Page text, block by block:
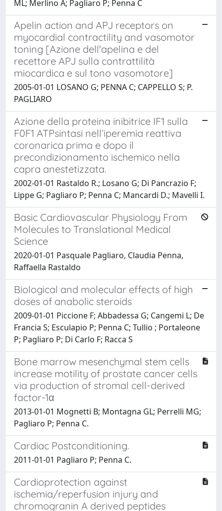
ML; Merlino A; Pagliaro P; Penna C
Apelin action and APJ receptors on
myocardial contractility and vasomotor
toning [Azione dell'apelina e del
recettore APJ sulla contrattilità
miocardica e sul tono vasomotore]
2005-01-01 LOSANO G; PENNA C; CAPPELLO S; P.
PAGLIARO
Azione della proteina inibitrice IF1 sulla
F0F1 ATPsintasi nell’iperemia reattiva
coronarica prima e dopo il
precondizionamento ischemico nella
capra anestetizzata.
2002-01-01 Rastaldo R.; Losano G; Di Pancrazio F;
Lippe G; Pagliaro P; Penna C; Mancardi D.; Mavelli I.
Basic Cardiovascular Physiology From
Molecules to Translational Medical
Science
2020-01-01 Pasquale Pagliaro, Claudia Penna,
Raffaella Rastaldo
Biological and molecular effects of high
doses of anabolic steroids
2009-01-01 Piccione F; Abbadessa G; Cangemi L; De
Francia S; Esculapio P; Penna C; Tullio ; Portaleone
P; Pagliaro P; Di Carlo F; Racca S
Bone marrow mesenchymal stem cells
increase motility of prostate cancer cells
via production of stromal cell-derived
factor-1α
2013-01-01 Mognetti B; Montagna GL; Perrelli MG;
Pagliaro P; Penna C.
Cardiac Postconditioning.
2011-01-01 Pagliaro P; Penna C.
Cardioprotection against
ischemia/reperfusion injury and
chromogranin A derived peptides